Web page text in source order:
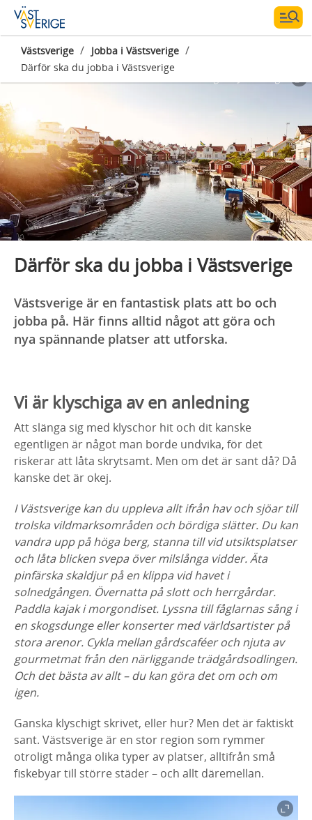
Västsverige / Jobba i Västsverige /
Därför ska du jobba i Västsverige
Därför ska du jobba i Västsverige
Västsverige är en fantastisk plats att bo och
jobba på. Här finns alltid något att göra och
nya spännande platser att utforska.
Vi är klyschiga av en anledning
Att slänga sig med klyschor hit och dit kanske
egentligen är något man borde undvika, för det
riskerar att låta skrytsamt. Men om det är sant då? Då
kanske det är okej.
I Västsverige kan du uppleva allt ifrån hav och sjöar till
trolska vildmarksområden och bördiga slätter. Du kan
vandra upp på höga berg, stanna till vid utsiktsplatser
och låta blicken svepa över milslånga vidder. Äta
pinfärska skaldjur på en klippa vid havet i
solnedgången. Övernatta på slott och herrgårdar.
Paddla kajak i morgondiset. Lyssna till fåglarnas sång i
en skogsdunge eller konserter med världsartister på
stora arenor. Cykla mellan gårdscaféer och njuta av
gourmetmat från den närliggande trädgårdsodlingen.
Och det bästa av allt – du kan göra det om och om
igen.
Ganska klyschigt skrivet, eller hur? Men det är faktiskt
sant. Västsverige är en stor region som rymmer
otroligt många olika typer av platser, alltifrån små
fiskebyar till större städer – och allt däremellan.